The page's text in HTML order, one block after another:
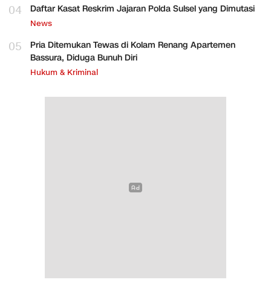
04 Daftar Kasat Reskrim Jajaran Polda Sulsel yang Dimutasi
News
05
Pria Ditemukan Tewas di Kolam Renang Apartemen
Bassura, Diduga Bunuh Diri
Hukum & Kriminal